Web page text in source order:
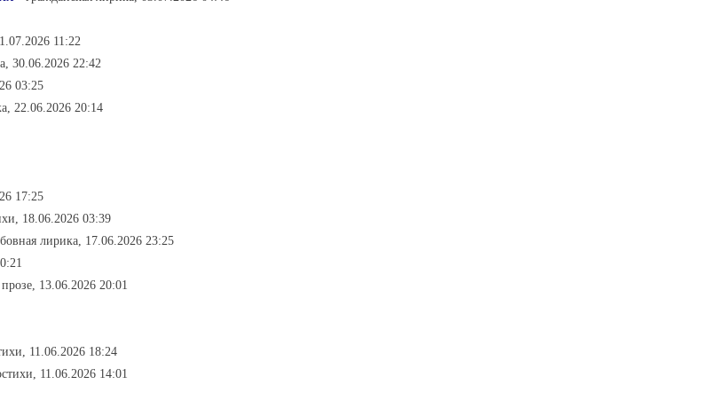
11:22
30.06.2026 22:42
03:25
22.06.2026 20:14
17:25
18.06.2026 03:39
лирика, 17.06.2026 23:25
13.06.2026 20:01
11.06.2026 18:24
11.06.2026 14:01